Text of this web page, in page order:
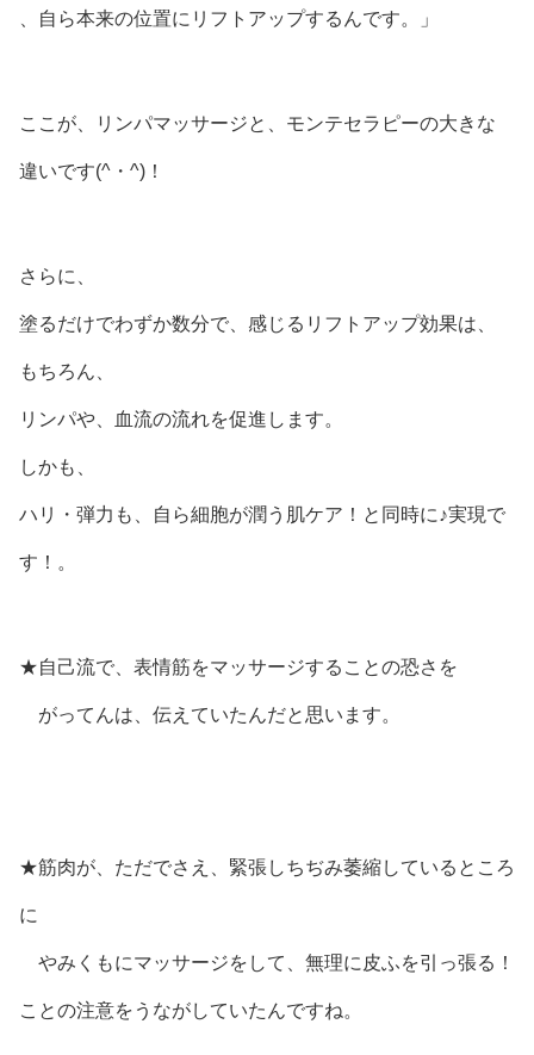
、自ら本来の位置にリフトアップするんです。」
ここが、リンパマッサージと、モンテセラピーの大きな
違いです(^・^)！
さらに、
塗るだけでわずか数分で、感じるリフトアップ効果は、
もちろん、
リンパや、血流の流れを促進します。
しかも、
ハリ・弾力も、自ら細胞が潤う肌ケア！と同時に♪実現で
す！。
★自己流で、表情筋をマッサージすることの恐さを
がってんは、伝えていたんだと思います。
★筋肉が、ただでさえ、緊張しちぢみ萎縮しているところ
に
やみくもにマッサージをして、無理に皮ふを引っ張る！
ことの注意をうながしていたんですね。